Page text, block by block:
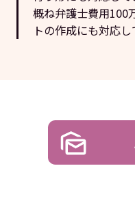
概ね弁護士費用100
トの作成にも対応し